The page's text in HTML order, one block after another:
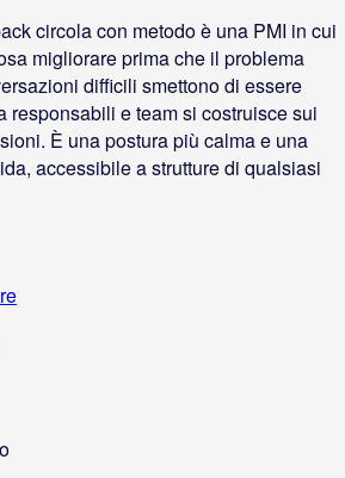
circola con metodo è una PMI in cui
migliorare prima che il problema
difficili smettono di essere
responsabili e team si costruisce sui
È una postura più calma e una
accessibile a strutture di qualsiasi